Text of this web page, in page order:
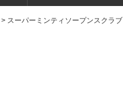
> スーパーミンティソープンスクラブ